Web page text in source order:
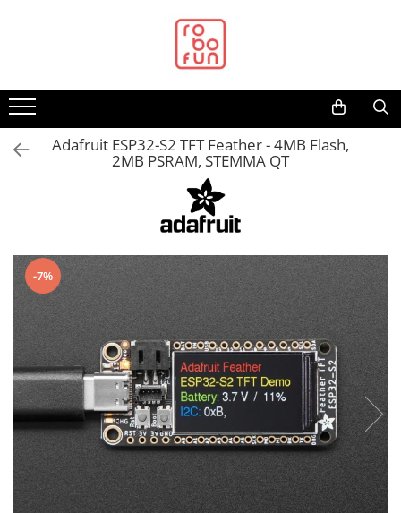
Arduino Original
Arduino Compatibil
Raspberry PI
Accesorii
Audio
Cabluri si Conectori
Camera
Cutii
LCD
Module
Adaptoare si convertoare
ADC
Adafruit ESP32-S2 TFT Feather - 4MB Flash,
2MB PSRAM, STEMMA QT
-7%